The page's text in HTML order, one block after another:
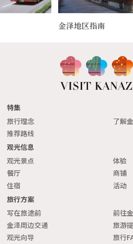
金泽地区指南
特集
旅行理念
了解
推荐路线
观光信息
观光景点
体验
餐厅
商铺
住宿
活动
旅行方案
写在旅途前
前往
金泽周边交通
旅游
观光向导
旅行